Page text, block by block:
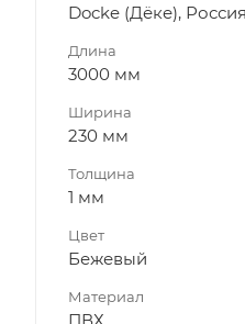
Docke (Дёке),
Длина
3000 мм
Ширина
230 мм
Толщина
1 мм
Цвет
Бежевый
Материал
ПВХ